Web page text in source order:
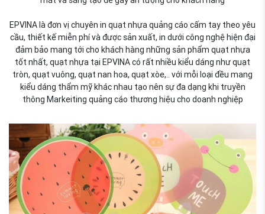
EPVINA là đơn vị chuyên in quạt nhựa quảng cáo cấm tay theo yêu
cầu, thiết kế miễn phí và được sản xuất, in dưới công nghệ hiện đại
đảm bảo mang tới cho khách hàng những sản phẩm quạt nhựa
tốt nhất, quạt nhựa tại EPVINA có rất nhiều kiểu dáng như quạt
tròn, quạt vuông, quạt nan hoa, quạt xòe,.. với mỗi loại đều mang
kiểu dáng thẩm mỹ khác nhau tạo nên sự đa dạng khi truyền
thông Markeiting quảng cáo thương hiệu cho doanh nghiệp